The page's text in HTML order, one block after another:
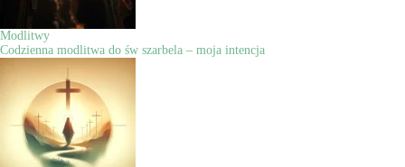
Modlitwy
Codzienna modlitwa do św szarbela – moja intencja